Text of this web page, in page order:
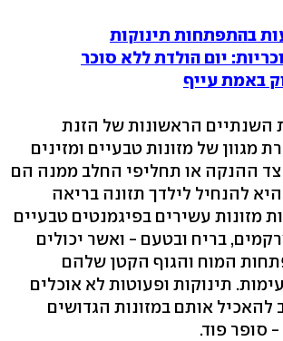
בהתפתחות תינוקות
יום הולדת ללא סוכר
באמת עייף
הראשונות של הזנת
מגוון של מזונות טבעיים ומזינים
ההנקה או תחליפי החלב ממנה הם
להנחיל לילדך תזונה בריאה
מזונות עשירים בפיגמנטים טבעיים
בריח ובטעם - ואשר יכולים
המוח והגוף הקטן שלהם
תינוקות ופעוטות לא אוכלים
להאכיל אותם במזונות הגדושים
סופר פוד.